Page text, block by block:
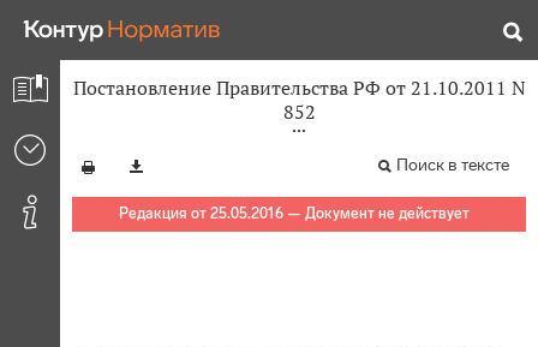
Постановление Правительства РФ от 21.10.2011 N
852
Поиск в тексте
Редакция от 25.05.2016 — Документ не действует